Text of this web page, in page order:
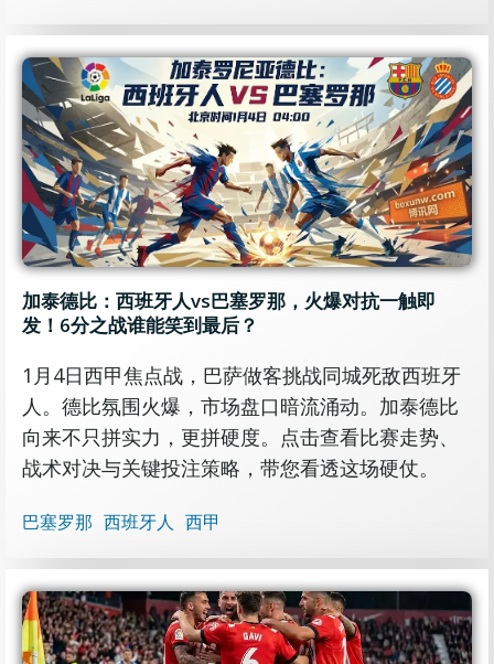
加泰德比：西班牙人vs巴塞罗那，火爆对抗一触即
发！6分之战谁能笑到最后？
1月4日西甲焦点战，巴萨做客挑战同城死敌西班牙
人。德比氛围火爆，市场盘口暗流涌动。加泰德比
向来不只拼实力，更拼硬度。点击查看比赛走势、
战术对决与关键投注策略，带您看透这场硬仗。
巴塞罗那 西班牙人 西甲